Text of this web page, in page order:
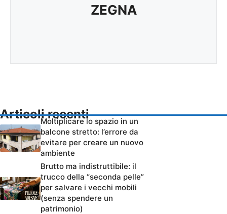
ZEGNA
Articoli recenti
Moltiplicare lo spazio in un
balcone stretto: l’errore da
evitare per creare un nuovo
ambiente
Brutto ma indistruttibile: il
trucco della “seconda pelle”
per salvare i vecchi mobili
(senza spendere un
patrimonio)